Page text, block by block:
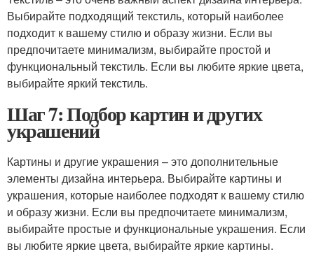
Выбирайте подходящий текстиль, который наиболее
подходит к вашему стилю и образу жизни. Если вы
предпочитаете минимализм, выбирайте простой и
функциональный текстиль. Если вы любите яркие цвета,
выбирайте яркий текстиль.
Шаг 7: Подбор картин и других
украшений
Картины и другие украшения – это дополнительные
элементы дизайна интерьера. Выбирайте картины и
украшения, которые наиболее подходят к вашему стилю
и образу жизни. Если вы предпочитаете минимализм,
выбирайте простые и функциональные украшения. Если
вы любите яркие цвета, выбирайте яркие картины.